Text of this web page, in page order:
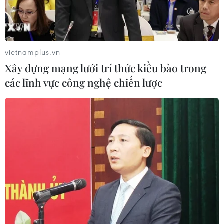
Ảnh minh họa. (Yahoo Finance)
Việc lắp đặt đường ống dài khoảng 120 km
trong khuôn khổ dự án Dòng chảy phương Bắc 2
(Nord Stream 2) tại vùng biển ngoài khơi Đan
vietnamplus.vn
Xây dựng mạng lưới trí thức kiều bào trong
các lĩnh vực công nghệ chiến lược